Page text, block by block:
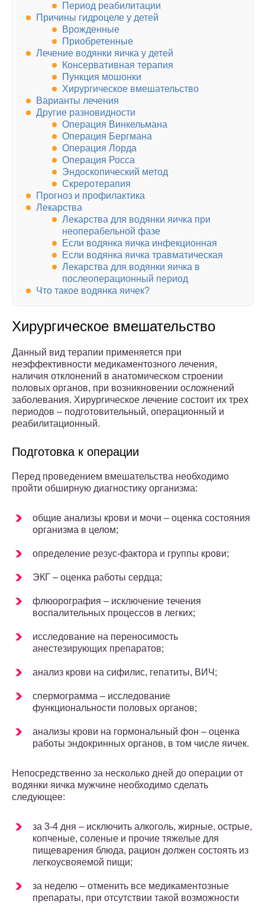
Период реабилитации
Причины гидроцеле у детей
Врожденные
Приобретенные
Лечение водянки яичка у детей
Консервативная терапия
Пункция мошонки
Хирургическое вмешательство
Варианты лечения
Другие разновидности
Операция Винкельмана
Операция Бергмана
Операция Лорда
Операция Росса
Эндоскопический метод
Скреротерапия
Прогноз и профилактика
Лекарства
Лекарства для водянки яичка при
неоперабельной фазе
Если водянка яичка инфекционная
Если водянка яичка травматическая
Лекарства для водянки яичка в
послеоперационный период
Что такое водянка яичек?
Хирургическое вмешательство
Данный вид терапии применяется при
неэффективности медикаментозного лечения,
наличия отклонений в анатомическом строении
половых органов, при возникновении осложнений
заболевания. Хирургическое лечение состоит их трех
периодов – подготовительный, операционный и
реабилитационный.
Подготовка к операции
Перед проведением вмешательства необходимо
пройти обширную диагностику организма:
общие анализы крови и мочи – оценка состояния
организма в целом;
определение резус-фактора и группы крови;
ЭКГ – оценка работы сердца;
флюорография – исключение течения
воспалительных процессов в легких;
исследование на переносимость
анестезирующих препаратов;
анализ крови на сифилис, гепатиты, ВИЧ;
спермограмма – исследование
функциональности половых органов;
анализы крови на гормональный фон – оценка
работы эндокринных органов, в том числе яичек.
Непосредственно за несколько дней до операции от
водянки яичка мужчине необходимо сделать
следующее:
за 3-4 дня – исключить алкоголь, жирные, острые,
копченые, соленые и прочие тяжелые для
пищеварения блюда, рацион должен состоять из
легкоусвояемой пищи;
за неделю – отменить все медикаментозные
препараты, при отсутствии такой возможности